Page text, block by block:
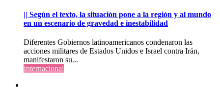
|| Según el texto, la situación pone a la región y al mundo
en un escenario de gravedad e inestabilidad
Diferentes Gobiernos latinoamericanos condenaron las
acciones militares de Estados Unidos e Israel contra Irán,
manifestaron su...
Internacional